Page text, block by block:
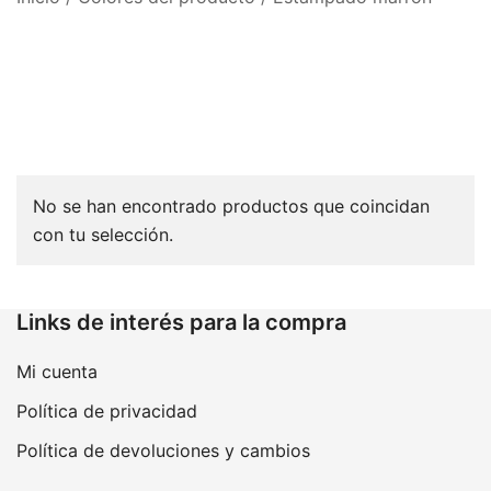
No se han encontrado productos que coincidan
con tu selección.
Links de interés para la compra
Mi cuenta
Política de privacidad
Política de devoluciones y cambios